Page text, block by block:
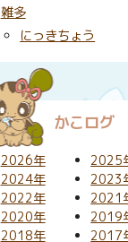
雑多
にっきちょう
かこログ
2026年
2025
2024年
2023
2022年
2021
2020年
2019
2018年
2017